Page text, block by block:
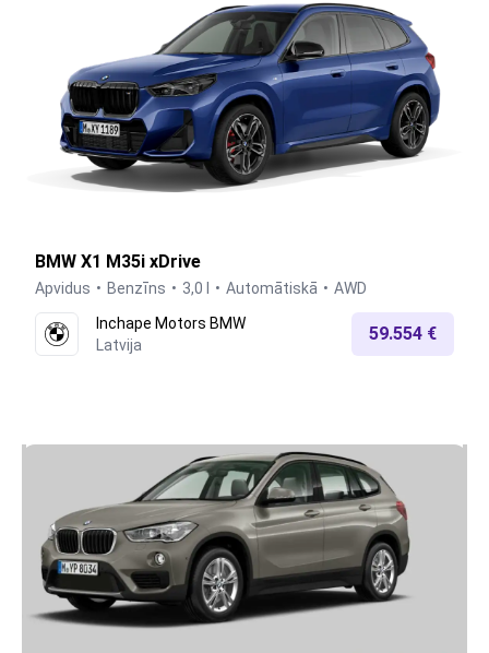
BMW X1 M35i xDrive
Apvidus Benzīns 3,0 l Automātiskā
AWD
Inchape Motors BMW
Latvija
59.554 €